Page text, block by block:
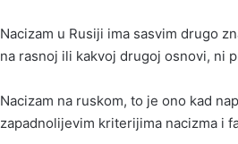
Nacizam u Rusiji ima sasvim drugo
na rasnoj ili kakvoj drugoj osnovi, ni
Nacizam na ruskom, to je ono kad
zapadnolijevim kriterijima nacizma i